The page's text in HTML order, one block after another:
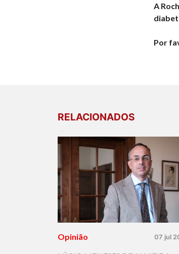
A
Por
RELACIONADOS
Opinião 07 jul